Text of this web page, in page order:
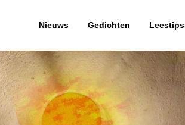
Nieuws Gedichten Leestips